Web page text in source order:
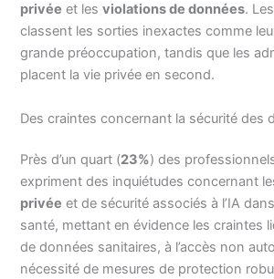
privée et lesviolations de données.
classent les sorties inexactes comme
grande préoccupation, tandis que les
placent la vie privée en second.
Des craintes concernant la sécurité des
Près d’un quart (23%) des
expriment des inquiétudes concernant
privée et de sécurité associés à l’IA
santé, mettant en évidence les craintes
de données sanitaires, à l’accès non
nécessité de mesures de protection